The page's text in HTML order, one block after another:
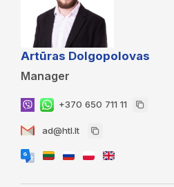
Artūras Dolgopolovas
Manager
+370 650 711 11
ad@htl.lt